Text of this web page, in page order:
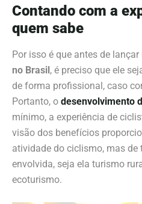
Contando com a
quem sabe
Por isso é que antes de
no Brasil, é preciso que ele
de forma profissional, caso
Portanto, o desenvolvimento
mínimo, a experiência de
visão dos benefícios
atividade do ciclismo, mas
envolvida, seja ela turismo
ecoturismo.